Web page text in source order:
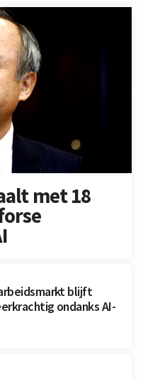
met 18
blijft
ondanks AI-